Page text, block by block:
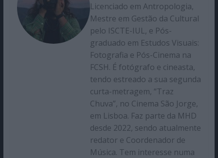
Licenciado em Antropologia,
Mestre em Gestão da Cultural
pelo ISCTE-IUL, e Pós-
graduado em Estudos Visuais:
Fotografia e Pós-Cinema na
FCSH. É fotógrafo e cineasta,
tendo estreado a sua segunda
curta-metragem, “Traz
Chuva”, no Cinema São Jorge,
em Lisboa. Faz parte da MHD
desde 2022, sendo atualmente
redator e Coordenador de
Música. Tem interesse numa